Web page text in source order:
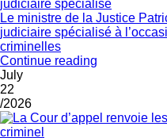
Le ministre de la Justice
judiciaire spécialisé à
criminelles
Continue reading
July
22
/2026